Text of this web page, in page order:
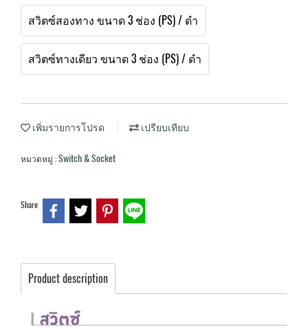
สวิตซ์สองทาง ขนาด 3 ช่อง (PS) / ดำ
สวิตซ์ทางเดียว ขนาด 3 ช่อง (PS) / ดำ
เพิ่มรายการโปรด เปรียบเทียบ
หมวดหมู่ :Switch & Socket
Share
Product description